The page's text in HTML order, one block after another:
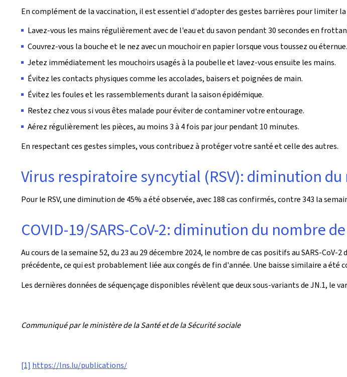
En complément de la vaccination, il est essentiel d'adopter des gestes barrières pour limiter
Lavez-vous les mains régulièrement avec de l'eau et du savon pendant 30 secondes en
Couvrez-vous la bouche et le nez avec un mouchoir en papier lorsque vous toussez ou
Jetez immédiatement les mouchoirs usagés à la poubelle et lavez-vous ensuite les mains.
Évitez les contacts physiques comme les accolades, baisers et poignées de main.
Évitez les foules et les rassemblements durant la saison épidémique.
Restez chez vous si vous êtes malade pour éviter de contaminer votre entourage.
Aérez régulièrement les pièces, au moins 3 à 4 fois par jour pendant 10 minutes.
En respectant ces gestes simples, vous contribuez à protéger votre santé et celle des autres.
Virus respiratoire syncytial (RSV): diminution du
Pour le RSV, une diminution de 45% a été observée, avec 188 cas confirmés, contre 343 la
COVID-19/SARS-CoV-2: diminution du nombre
Au cours de la semaine 52, du 23 au 29 décembre 2024, le nombre de cas positifs au SARS-
précédente, ce qui est probablement liée aux congés de fin d'année. Une baisse similaire a
Les dernières données de séquençage disponibles révèlent que deux sous-variants de JN.1, le
Communiqué par le ministère de la Santé et de la Sécurité sociale
[1] https://lns.lu/publications/